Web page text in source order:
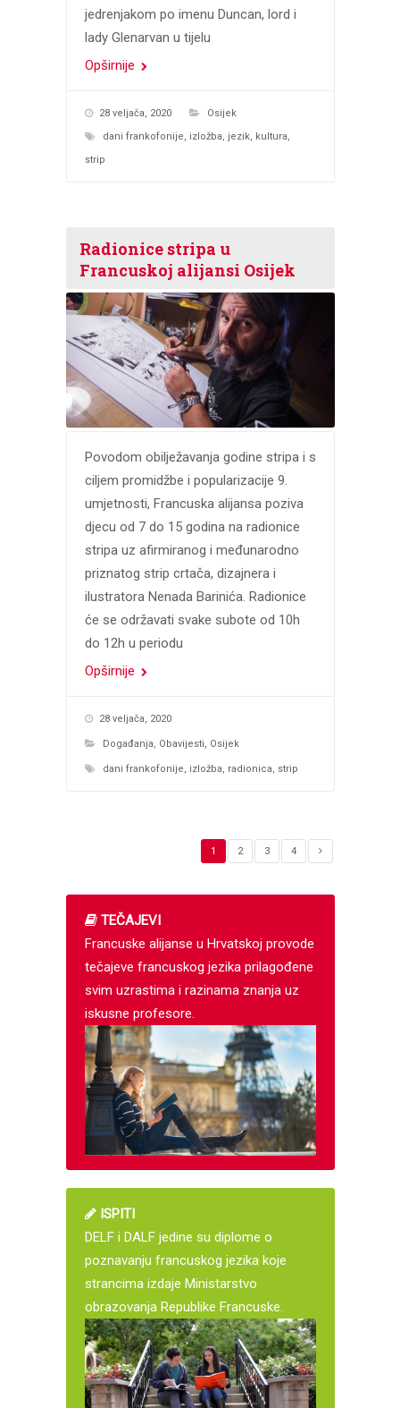
jedrenjakom po imenu Duncan, lord i
lady Glenarvan u tijelu
Opširnije
28 veljača, 2020
Osijek
dani frankofonije, izložba, jezik, kultura,
strip
Radionice stripa u
Francuskoj alijansi Osijek
Povodom obilježavanja godine stripa i s
ciljem promidžbe i popularizacije 9.
umjetnosti, Francuska alijansa poziva
djecu od 7 do 15 godina na radionice
stripa uz afirmiranog i međunarodno
priznatog strip crtača, dizajnera i
ilustratora Nenada Barinića. Radionice
će se održavati svake subote od 10h
do 12h u periodu
Opširnije
28 veljača, 2020
Događanja, Obavijesti, Osijek
dani frankofonije, izložba, radionica, strip
1 2 3 4
TEČAJEVI
Francuske alijanse u Hrvatskoj provode
tečajeve francuskog jezika prilagođene
svim uzrastima i razinama znanja uz
iskusne profesore.
ISPITI
DELF i DALF jedine su diplome o
poznavanju francuskog jezika koje
strancima izdaje Ministarstvo
obrazovanja Republike Francuske.